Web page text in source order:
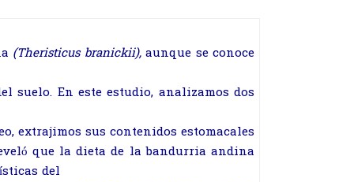
(Theristicus branickii),aunque se conoce
suelo. En este estudio, analizamos dos
extrajimos sus contenidos estomacales
que la dieta de la bandurria andina
del